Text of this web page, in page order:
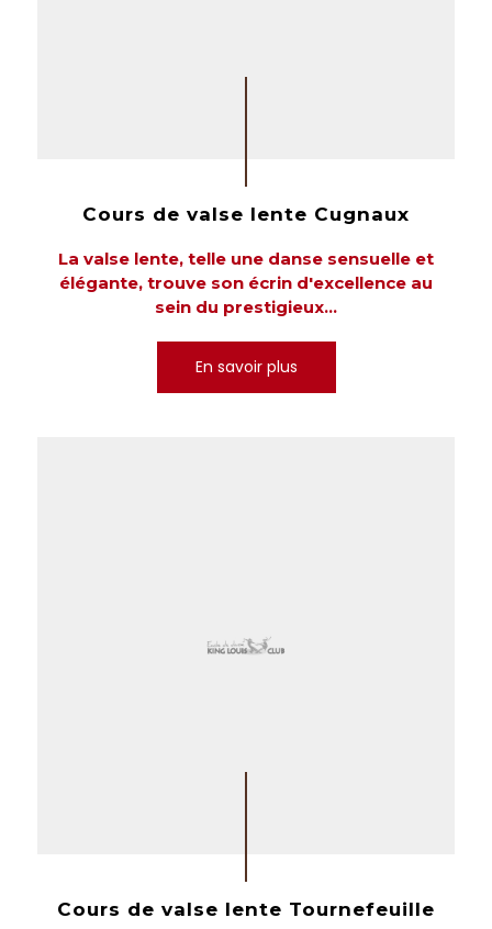
Cours de valse lente Cugnaux
La valse lente, telle une danse sensuelle et
élégante, trouve son écrin d'excellence au
sein du prestigieux...
En savoir plus
Cours de valse lente Tournefeuille